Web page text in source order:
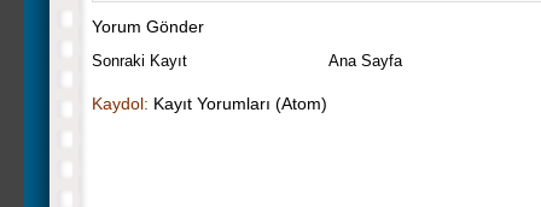
Yorum Gönder
Sonraki Kayıt Ana Sayfa
Kaydol: Kayıt Yorumları (Atom)